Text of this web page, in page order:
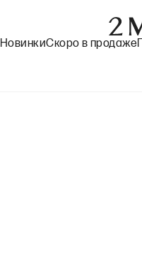
НовинкиСкоро в продаже